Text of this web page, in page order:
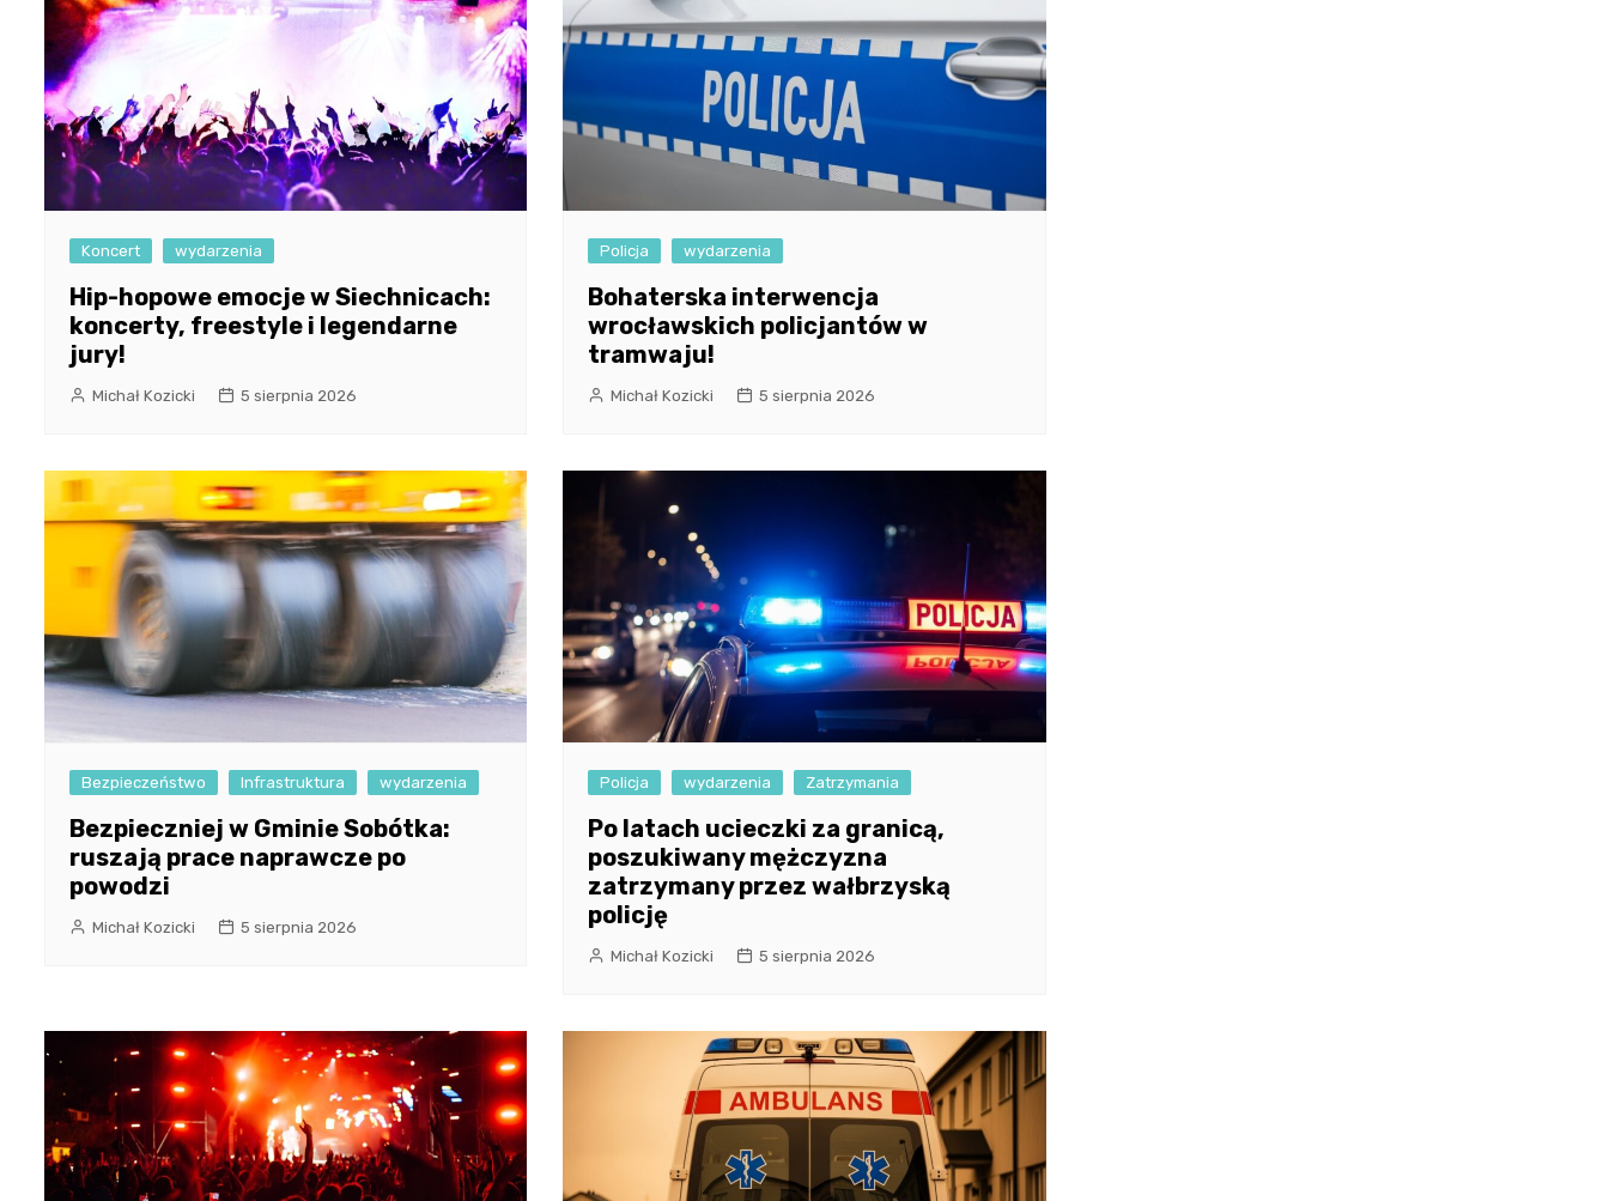
Koncert wydarzenia
Hip-hopowe emocje w Siechnicach:
koncerty, freestyle i legendarne
jury!
Michał Kozicki 5 sierpnia 2026
Policja wydarzenia
Bohaterska interwencja
wrocławskich policjantów w
tramwaju!
Michał Kozicki 5 sierpnia 2026
Bezpieczeństwo Infrastruktura wydarzenia
Bezpieczniej w Gminie Sobótka:
ruszają prace naprawcze po
powodzi
Michał Kozicki 5 sierpnia 2026
Policja wydarzenia Zatrzymania
Po latach ucieczki za granicą,
poszukiwany mężczyzna
zatrzymany przez wałbrzyską
policję
Michał Kozicki 5 sierpnia 2026